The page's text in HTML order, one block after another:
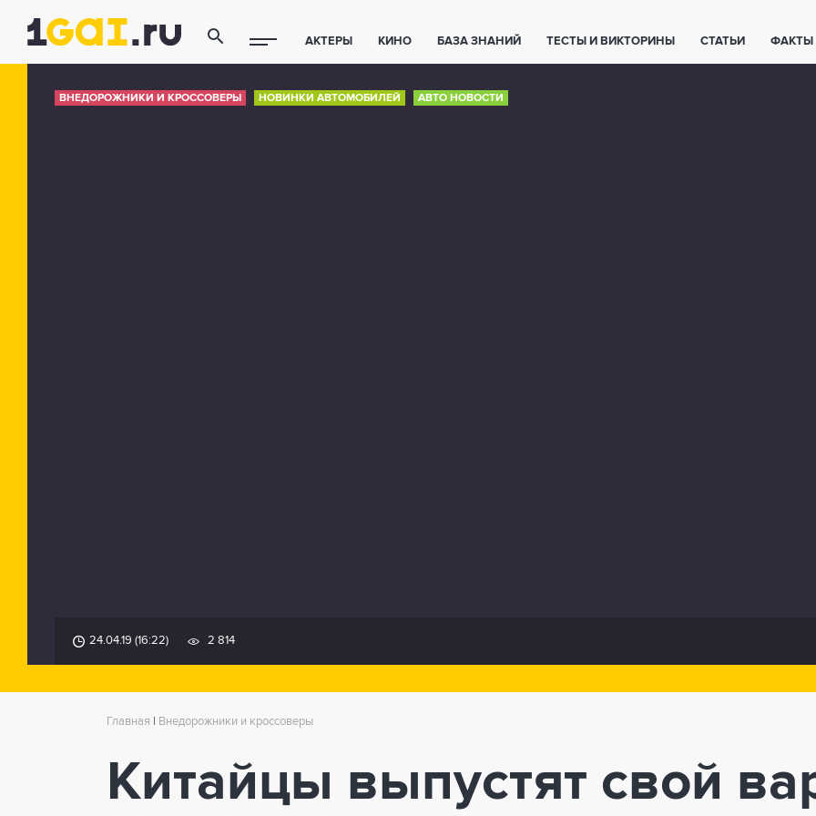
АКТЕРЫ КИНО БАЗА ЗНАНИЙ ТЕСТЫ И ВИКТОРИНЫ СТАТЬИ ФАКТЫ
ФИТНЕС ТЕХНОЛОГИИ
ВНЕДОРОЖНИКИ И КРОССОВЕРЫ НОВИНКИ АВТОМОБИЛЕЙ АВТО НОВОСТИ
24.04.19 (16:22) 2 814
Главная Внедорожники и кроссоверы
Китайцы выпустят свой